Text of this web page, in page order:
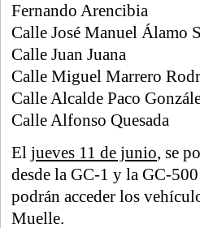
Fernando Arencibia
Calle José Manuel Álamo
Calle Juan Juana
Calle Miguel Marrero
Calle Alcalde Paco
Calle Alfonso Quesada
El jueves 11 de junio, se
desde la GC-1 y la GC-
podrán acceder los
Muelle.